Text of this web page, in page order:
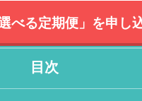
べる定期便」 を申し
目次